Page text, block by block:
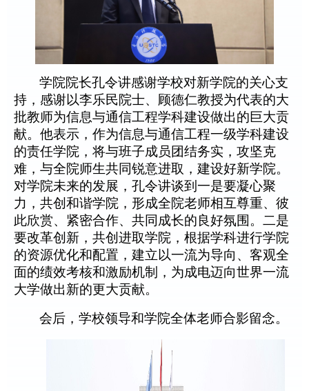
学院院长孔令讲感谢学校对新学院的关心支
持，感谢以李乐民院士、顾德仁教授为代表的大
批教师为信息与通信工程学科建设做出的巨大贡
献。他表示，作为信息与通信工程一级学科建设
的责任学院，将与班子成员团结务实，攻坚克
难，与全院师生共同锐意进取，建设好新学院。
对学院未来的发展，孔令讲谈到一是要凝心聚
力，共创和谐学院，形成全院老师相互尊重、彼
此欣赏、紧密合作、共同成长的良好氛围。二是
要改革创新，共创进取学院，根据学科进行学院
的资源优化和配置，建立以一流为导向、客观全
面的绩效考核和激励机制，为成电迈向世界一流
大学做出新的更大贡献。
会后，学校领导和学院全体老师合影留念。